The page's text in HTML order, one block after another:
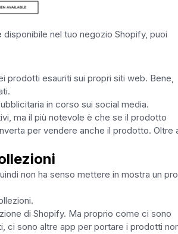
nel tuo negozio Shopify, puoi
prodotti esauriti sui propri siti web. Bene,
in corso sui social media.
ma il più notevole è che se il prodotto
per vendere anche il prodotto. Oltre
non ha senso mettere in mostra un
di Shopify. Ma proprio come ci sono
ci sono altre app per portare i prodotti